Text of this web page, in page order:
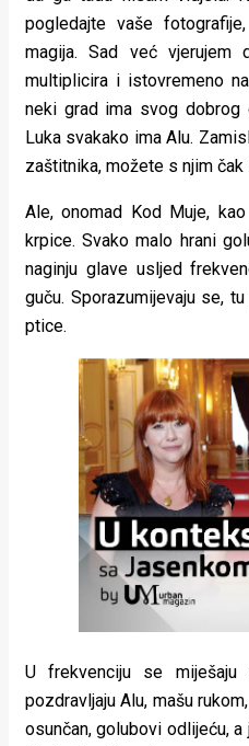
pogledajte vaše
magija. Sad već
multiplicira i istovremeno
neki grad ima svog dobrog
Luka svakako ima Alu.
zaštitnika, možete s njim čak
Ale, onomad Kod Muje,
krpice. Svako malo hrani
naginju glave usljed
guču. Sporazumijevaju se,
ptice.
U frekvenciju se
pozdravljaju Alu, mašu
osunčan, golubovi odlijeću,